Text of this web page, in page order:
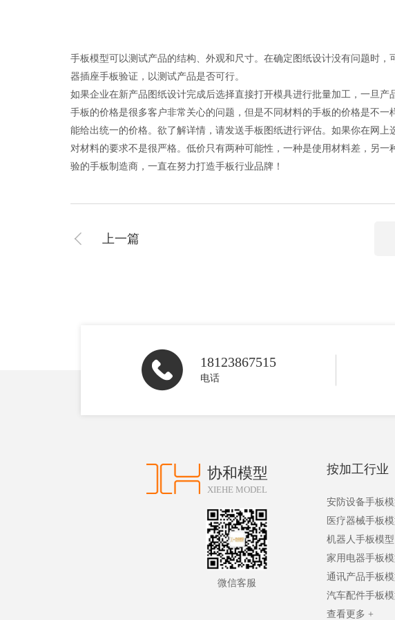
手板模型可以测试产品的结构、外观和尺寸。在确定图纸设计没有问题时
器插座手板验证，以测试产品是否可行。
如果企业在新产品图纸设计完成后选择直接打开模具进行批量加工，一旦
手板的价格是很多客户非常关心的问题，但是不同材料的手板的价格是不
能给出统一的价格。欲了解详情，请发送手板图纸进行评估。如果你在网
对材料的要求不是很严格。低价只有两种可能性，一种是使用材料差，另
验的手板制造商，一直在努力打造手板行业品牌！
上一篇
18123867515
电话
协和模型
XIEHE MODEL
微信客服
按加工行业
安防设备手板
医疗器械手板
机器人手板模型
家用电器手板
通讯产品手板
汽车配件手板
查看更多 +